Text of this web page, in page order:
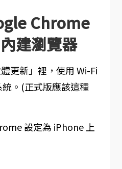
Chrome
建瀏覽器
更新」裡，使用 Wi-Fi
統。(正式版應該這種